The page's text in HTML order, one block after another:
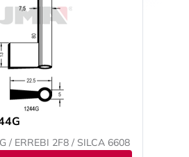
/ ERREBI 2F8 / SILCA 6608